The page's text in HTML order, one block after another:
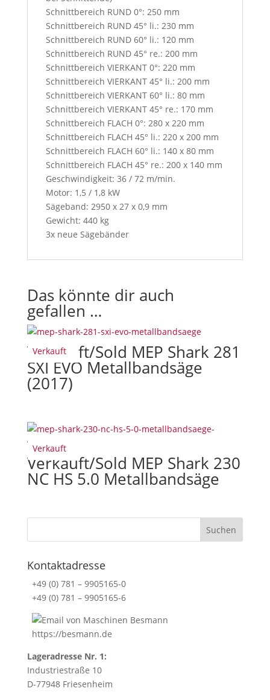
t
h
i
s
b
u
t
t
o
n
,
y
o
u
w
i
l
l
e
p
o
u
r
t
e
s
a
n
d
n
i
i
o
n
h
i
s
Schnittbereich RUND 0°: 250 mm
Schnittbereich RUND 45° li.: 230 mm
Schnittbereich RUND 60° li.: 120 mm
Schnittbereich RUND 45° re.: 200 mm
Schnittbereich VIERKANT 0°: 220 mm
Schnittbereich VIERKANT 45° li.: 200 mm
Schnittbereich VIERKANT 60° li.: 80 mm
Schnittbereich VIERKANT 45° re.: 170 mm
Schnittbereich FLACH 0°: 280 x 220 mm
Schnittbereich FLACH 45° li.: 220 x 200 mm
Schnittbereich FLACH 60° li.: 140 x 80 mm
Schnittbereich FLACH 45° re.: 200 x 140 mm
Geschwindigkeit: 36 / 72 m/min.
Motor: 1,5 / 1,8 kW
Sägeband: 2950 x 27 x 0,9 mm
Gewicht: 440 kg
3x neue Sägebänder
Das könnte dir auch
gefallen …
Verkauft
Verkauft/Sold MEP Shark 281
SXI EVO Metallbandsäge
(2017)
Verkauft
Verkauft/Sold MEP Shark 230
NC HS 5.0 Metallbandsäge
Kontaktadresse
+49 (0) 781 – 9905165-0
+49 (0) 781 – 9905165-6
https://besmann.de
Lageradresse Nr. 1:
Industriestraße 10
D-77948 Friesenheim